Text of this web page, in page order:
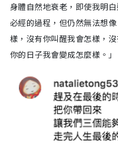
身體自然地衰老，即使我明
必經的過程，但仍然無法想
樣，沒有你叫醒我會怎樣，
你的日子我會變成怎麼樣。」